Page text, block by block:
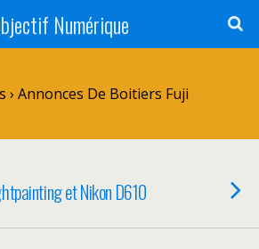
Numérique
› Annonces De Boitiers Fuji
et Nikon D610